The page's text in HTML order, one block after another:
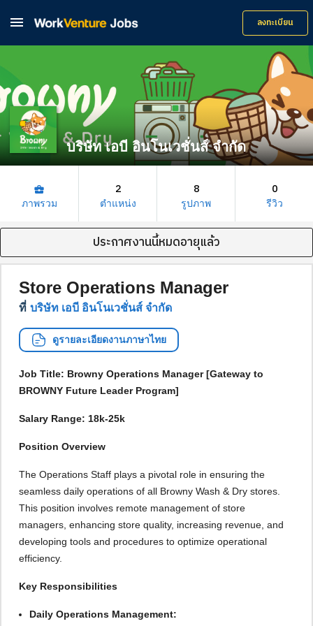
 ลงทะเบียน
บริษัท เอบี อินโนเวชั่นส์ จำกัด
business_center
ภาพรวม
2
ตำแหน่ง
8
รูปภาพ
0
รีวิว
ประกาศงานนี้หมดอายุแล้ว
Store Operations Manager
ที่ บริษัท เอบี อินโนเวชั่นส์ จำกัด
ดูรายละเอียดงานภาษาไทย
Job Title: Browny Operations Manager [Gateway to
BROWNY Future Leader Program]
Salary Range: 18k-25k
Position Overview
The Operations Staff plays a pivotal role in ensuring the
seamless daily operations of all Browny Wash & Dry stores.
This position involves remote management of store
managers, enhancing store quality, increasing revenue, and
developing tools and procedures to optimize operational
efficiency.
Key Responsibilities
Daily Operations Management: